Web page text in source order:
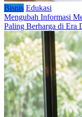
Bisnis Edukasi
Mengubah Informasi
Paling Berharga di Era